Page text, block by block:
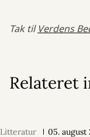
Tak tilVerdens
Relateret
Litteratur 05. august